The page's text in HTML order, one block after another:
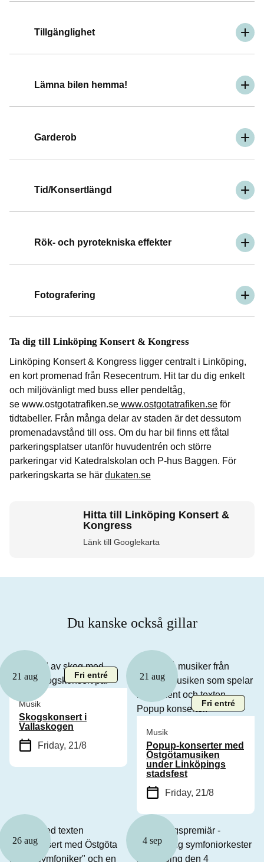
Tillgänglighet
Lämna bilen hemma!
Garderob
Tid/Konsertlängd
Rök- och pyrotekniska effekter
Fotografering
Ta dig till Linköping Konsert & Kongress
Linköping Konsert & Kongress ligger centralt i Linköping,
en kort promenad från Resecentrum. Hit tar du dig enkelt
och miljövänligt med buss eller pendeltåg,
se www.ostgotatrafiken.se www.ostgotatrafiken.se för
tidtabeller. Från många delar av staden är det dessutom
promenadavstånd till oss. Om du har bil finns ett fåtal
parkeringsplatser utanför huvudentrén och större
parkeringar vid Katedralskolan och P-hus Baggen. För
parkeringskarta se här dukaten.se
Hitta till Linköping Konsert &
Kongress
Länk till Googlekarta
Du kanske också gillar
21 aug Fri entré
Musik
Skogskonsert i
Vallaskogen
Friday, 21/8
21 aug
Fri entré
Musik
Popup-konserter med
Östgötamusiken
under Linköpings
stadsfest
Friday, 21/8
26 aug 4 sep